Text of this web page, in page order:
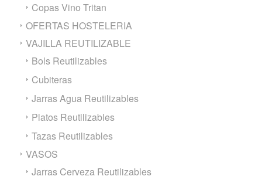
Copas Vino Tritan
OFERTAS HOSTELERIA
VAJILLA REUTILIZABLE
Bols Reutilizables
Cubiteras
Jarras Agua Reutilizables
Platos Reutilizables
Tazas Reutilizables
VASOS
Jarras Cerveza Reutilizables